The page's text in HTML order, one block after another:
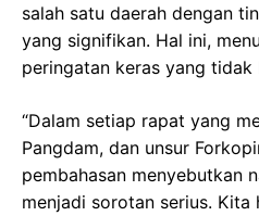
salah satu daerah dengan
yang signifikan. Hal ini,
peringatan keras yang tidak
“Dalam setiap rapat yang
Pangdam, dan unsur
pembahasan menyebutkan
menjadi sorotan serius. Kita